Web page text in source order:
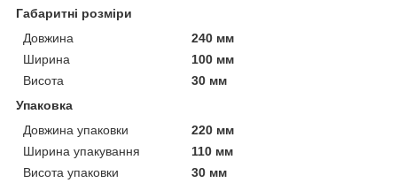
Габаритні розміри
Довжина
240 мм
Ширина
100 мм
Висота
30 мм
Упаковка
Довжина упаковки
220 мм
Ширина упакування
110 мм
Висота упаковки
30 мм